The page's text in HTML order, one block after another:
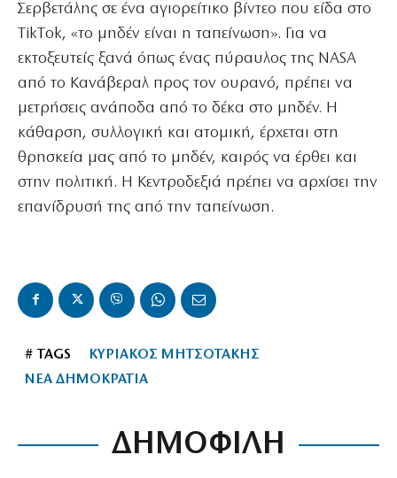
Σερβετάλης σε ένα αγιορείτικο βίντεο που είδα στο
ΤikΤok, «το μηδέν είναι η ταπείνωση». Για να
εκτοξευτείς ξανά όπως ένας πύραυλος της NASA
από το Κανάβεραλ προς τον ουρανό, πρέπει να
μετρήσεις ανάποδα από το δέκα στο μηδέν. Η
κάθαρση, συλλογική και ατομική, έρχεται στη
θρησκεία μας από το μηδέν, καιρός να έρθει και
στην πολιτική. Η Κεντροδεξιά πρέπει να αρχίσει την
επανίδρυσή της από την ταπείνωση.
# TAGS
ΚΥΡΙΑΚΟΣ ΜΗΤΣΟΤΑΚΗΣ
ΝΕΑ ΔΗΜΟΚΡΑΤΙΑ
ΔΗΜΟΦΙΛΗ